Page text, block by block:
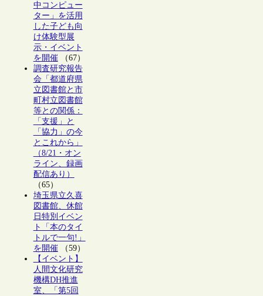
中コンピュー
ター」を活用
した子ども向
け体験型展
示・イベント
を開催（67）
調査研究報告
会「都道府県
立図書館と市
町村立図書館
等との関係：
「支援」と
「協力」の今
とこれから」
（8/21・オン
ライン、録画
配信あり）
（65）
埼玉県立久喜
図書館、休館
日特別イベン
ト「本のタイ
トルで一句!」
を開催（59）
【イベント】
人間文化研究
機構DH推進
室、「第5回